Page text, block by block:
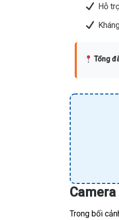
Hỗ
Tổng
Trong bối